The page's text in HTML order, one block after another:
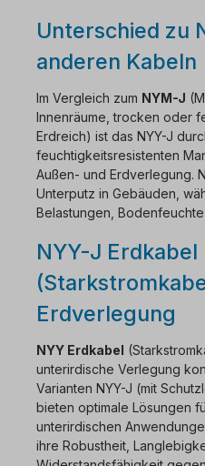
Unterschied zu
anderen Kabeln
Im Vergleich zum NYM-J
Innenräume, trocken oder
Erdreich) ist das NYY-J
feuchtigkeitsresistenten
Außen- und Erdverlegung.
Unterputz in Gebäuden,
Belastungen,
NYY-J Erdkabel
Erdverlegung
NYY Erdkabel
unterirdische Verlegung
Varianten NYY-J (mit
bieten optimale Lösungen
unterirdischen
ihre Robustheit,